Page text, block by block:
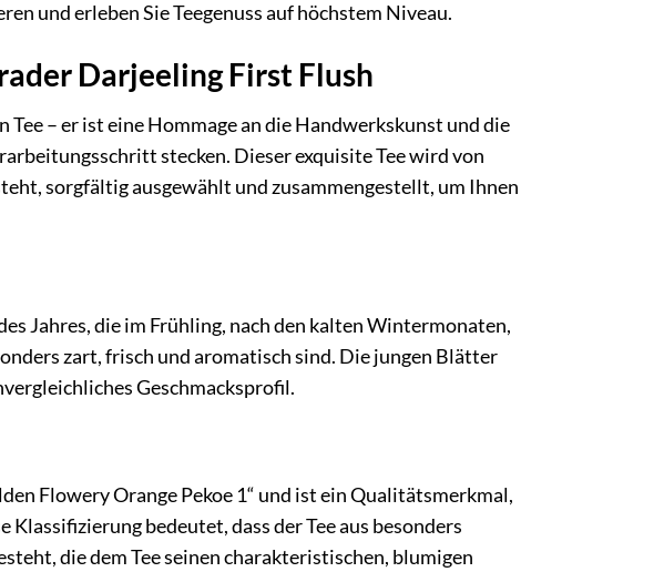
und erleben Sie Teegenuss auf höchstem Niveau.
Darjeeling First Flush
– er ist eine Hommage an die Handwerkskunst und die
stecken. Dieser exquisite Tee wird von
sorgfältig ausgewählt und zusammengestellt, um Ihnen
Jahres, die im Frühling, nach den kalten Wintermonaten,
zart, frisch und aromatisch sind. Die jungen Blätter
Geschmacksprofil.
Flowery Orange Pekoe 1“ und ist ein Qualitätsmerkmal,
bedeutet, dass der Tee aus besonders
die dem Tee seinen charakteristischen, blumigen